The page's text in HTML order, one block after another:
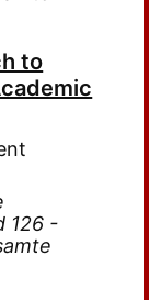
to
126 -